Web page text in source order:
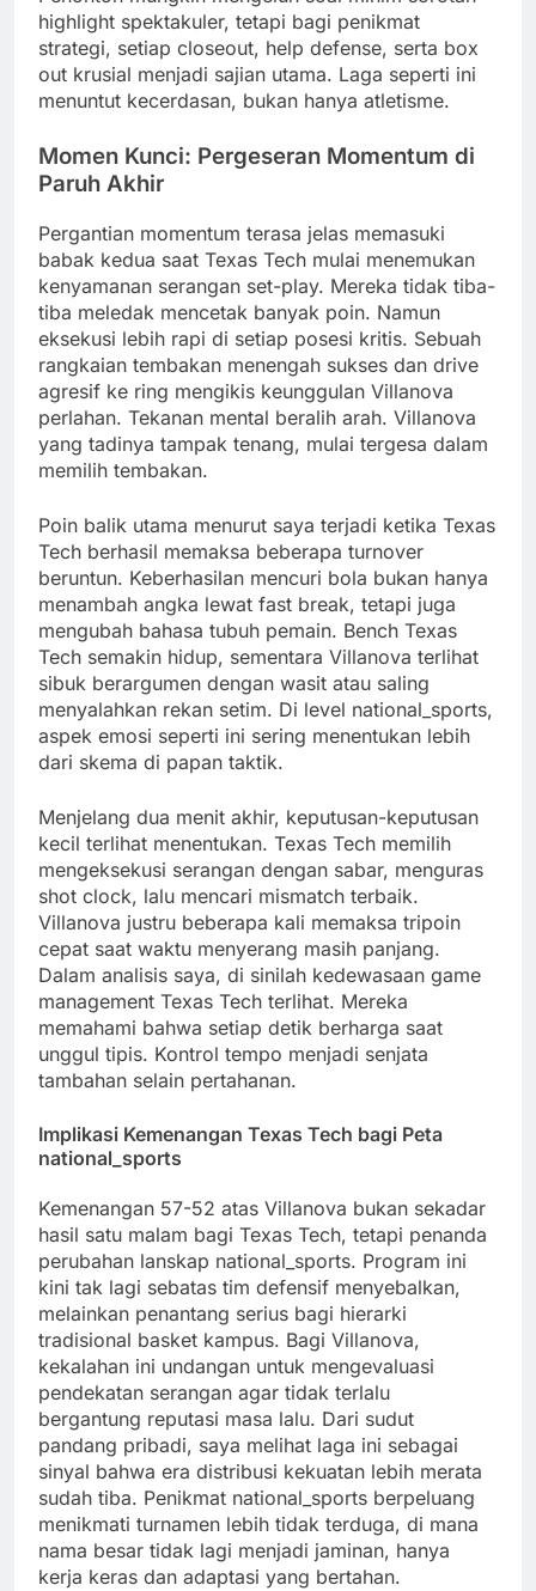
highlight spektakuler, tetapi bagi penikmat
strategi, setiap closeout, help defense, serta box
out krusial menjadi sajian utama. Laga seperti ini
menuntut kecerdasan, bukan hanya atletisme.
Momen Kunci: Pergeseran Momentum di
Paruh Akhir
Pergantian momentum terasa jelas memasuki
babak kedua saat Texas Tech mulai menemukan
kenyamanan serangan set-play. Mereka tidak tiba-
tiba meledak mencetak banyak poin. Namun
eksekusi lebih rapi di setiap posesi kritis. Sebuah
rangkaian tembakan menengah sukses dan drive
agresif ke ring mengikis keunggulan Villanova
perlahan. Tekanan mental beralih arah. Villanova
yang tadinya tampak tenang, mulai tergesa dalam
memilih tembakan.
Poin balik utama menurut saya terjadi ketika Texas
Tech berhasil memaksa beberapa turnover
beruntun. Keberhasilan mencuri bola bukan hanya
menambah angka lewat fast break, tetapi juga
mengubah bahasa tubuh pemain. Bench Texas
Tech semakin hidup, sementara Villanova terlihat
sibuk berargumen dengan wasit atau saling
menyalahkan rekan setim. Di level national_sports,
aspek emosi seperti ini sering menentukan lebih
dari skema di papan taktik.
Menjelang dua menit akhir, keputusan-keputusan
kecil terlihat menentukan. Texas Tech memilih
mengeksekusi serangan dengan sabar, menguras
shot clock, lalu mencari mismatch terbaik.
Villanova justru beberapa kali memaksa tripoin
cepat saat waktu menyerang masih panjang.
Dalam analisis saya, di sinilah kedewasaan game
management Texas Tech terlihat. Mereka
memahami bahwa setiap detik berharga saat
unggul tipis. Kontrol tempo menjadi senjata
tambahan selain pertahanan.
Implikasi Kemenangan Texas Tech bagi Peta
national_sports
Kemenangan 57-52 atas Villanova bukan sekadar
hasil satu malam bagi Texas Tech, tetapi penanda
perubahan lanskap national_sports. Program ini
kini tak lagi sebatas tim defensif menyebalkan,
melainkan penantang serius bagi hierarki
tradisional basket kampus. Bagi Villanova,
kekalahan ini undangan untuk mengevaluasi
pendekatan serangan agar tidak terlalu
bergantung reputasi masa lalu. Dari sudut
pandang pribadi, saya melihat laga ini sebagai
sinyal bahwa era distribusi kekuatan lebih merata
sudah tiba. Penikmat national_sports berpeluang
menikmati turnamen lebih tidak terduga, di mana
nama besar tidak lagi menjadi jaminan, hanya
kerja keras dan adaptasi yang bertahan.